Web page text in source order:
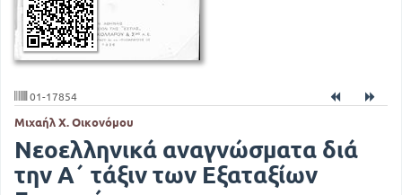
01-17854
Μιχαήλ Χ. Οικονόμου
Νεοελληνικά αναγνώσματα διά
την Α΄ τάξιν των Εξαταξίων